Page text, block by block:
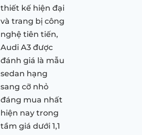
thiết kế hiện đại
và trang bị công
nghệ tiên tiến,
Audi A3 được
đánh giá là mẫu
sedan hạng
sang cỡ nhỏ
đáng mua nhất
hiện nay trong
tầm giá dưới 1,1